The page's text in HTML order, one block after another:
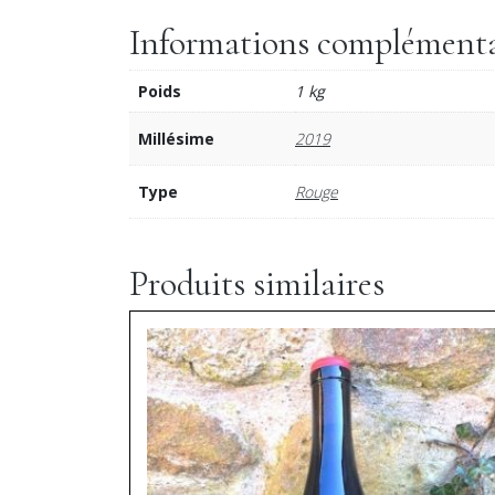
Informations
Poids 1 kg
Millésime 2019
Type Rouge
Produits similaires